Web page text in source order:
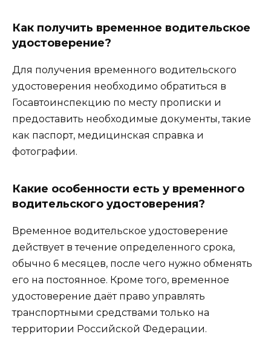
Как получить временное водительское
удостоверение?
Для получения временного водительского
удостоверения необходимо обратиться в
Госавтоинспекцию по месту прописки и
предоставить необходимые документы, такие
как паспорт, медицинская справка и
фотографии.
Какие особенности есть у временного
водительского удостоверения?
Временное водительское удостоверение
действует в течение определенного срока,
обычно 6 месяцев, после чего нужно обменять
его на постоянное. Кроме того, временное
удостоверение даёт право управлять
транспортными средствами только на
территории Российской Федерации.